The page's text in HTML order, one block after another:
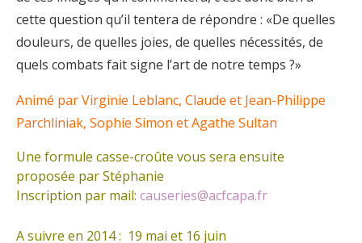
cette question qu’il tentera de répondre : «De quelles
douleurs, de quelles joies, de quelles nécessités, de
quels combats fait signe l’art de notre temps ?»
Animé par Virginie Leblanc, Claude et Jean-Philippe
Parchliniak, Sophie Simon et Agathe Sultan
Une formule casse-croûte vous sera ensuite
proposée par Stéphanie
Inscription par mail: causeries@acfcapa.fr
A suivre en 2014 : 19 mai et 16 juin